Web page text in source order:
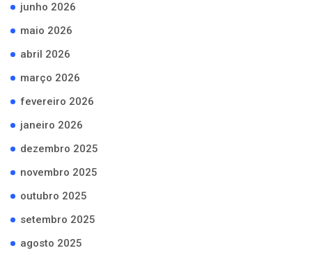
junho 2026
maio 2026
abril 2026
março 2026
fevereiro 2026
janeiro 2026
dezembro 2025
novembro 2025
outubro 2025
setembro 2025
agosto 2025